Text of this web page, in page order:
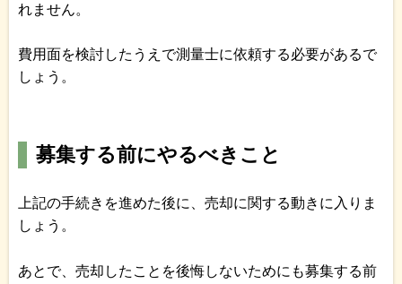
れません。
費用面を検討したうえで測量士に依頼する必要があるで
しょう。
募集する前にやるべきこと
上記の手続きを進めた後に、売却に関する動きに入りま
しょう。
あとで、売却したことを後悔しないためにも募集する前